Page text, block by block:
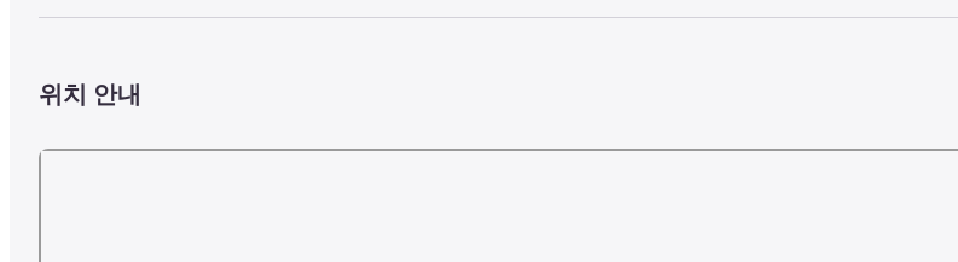
위치 안내